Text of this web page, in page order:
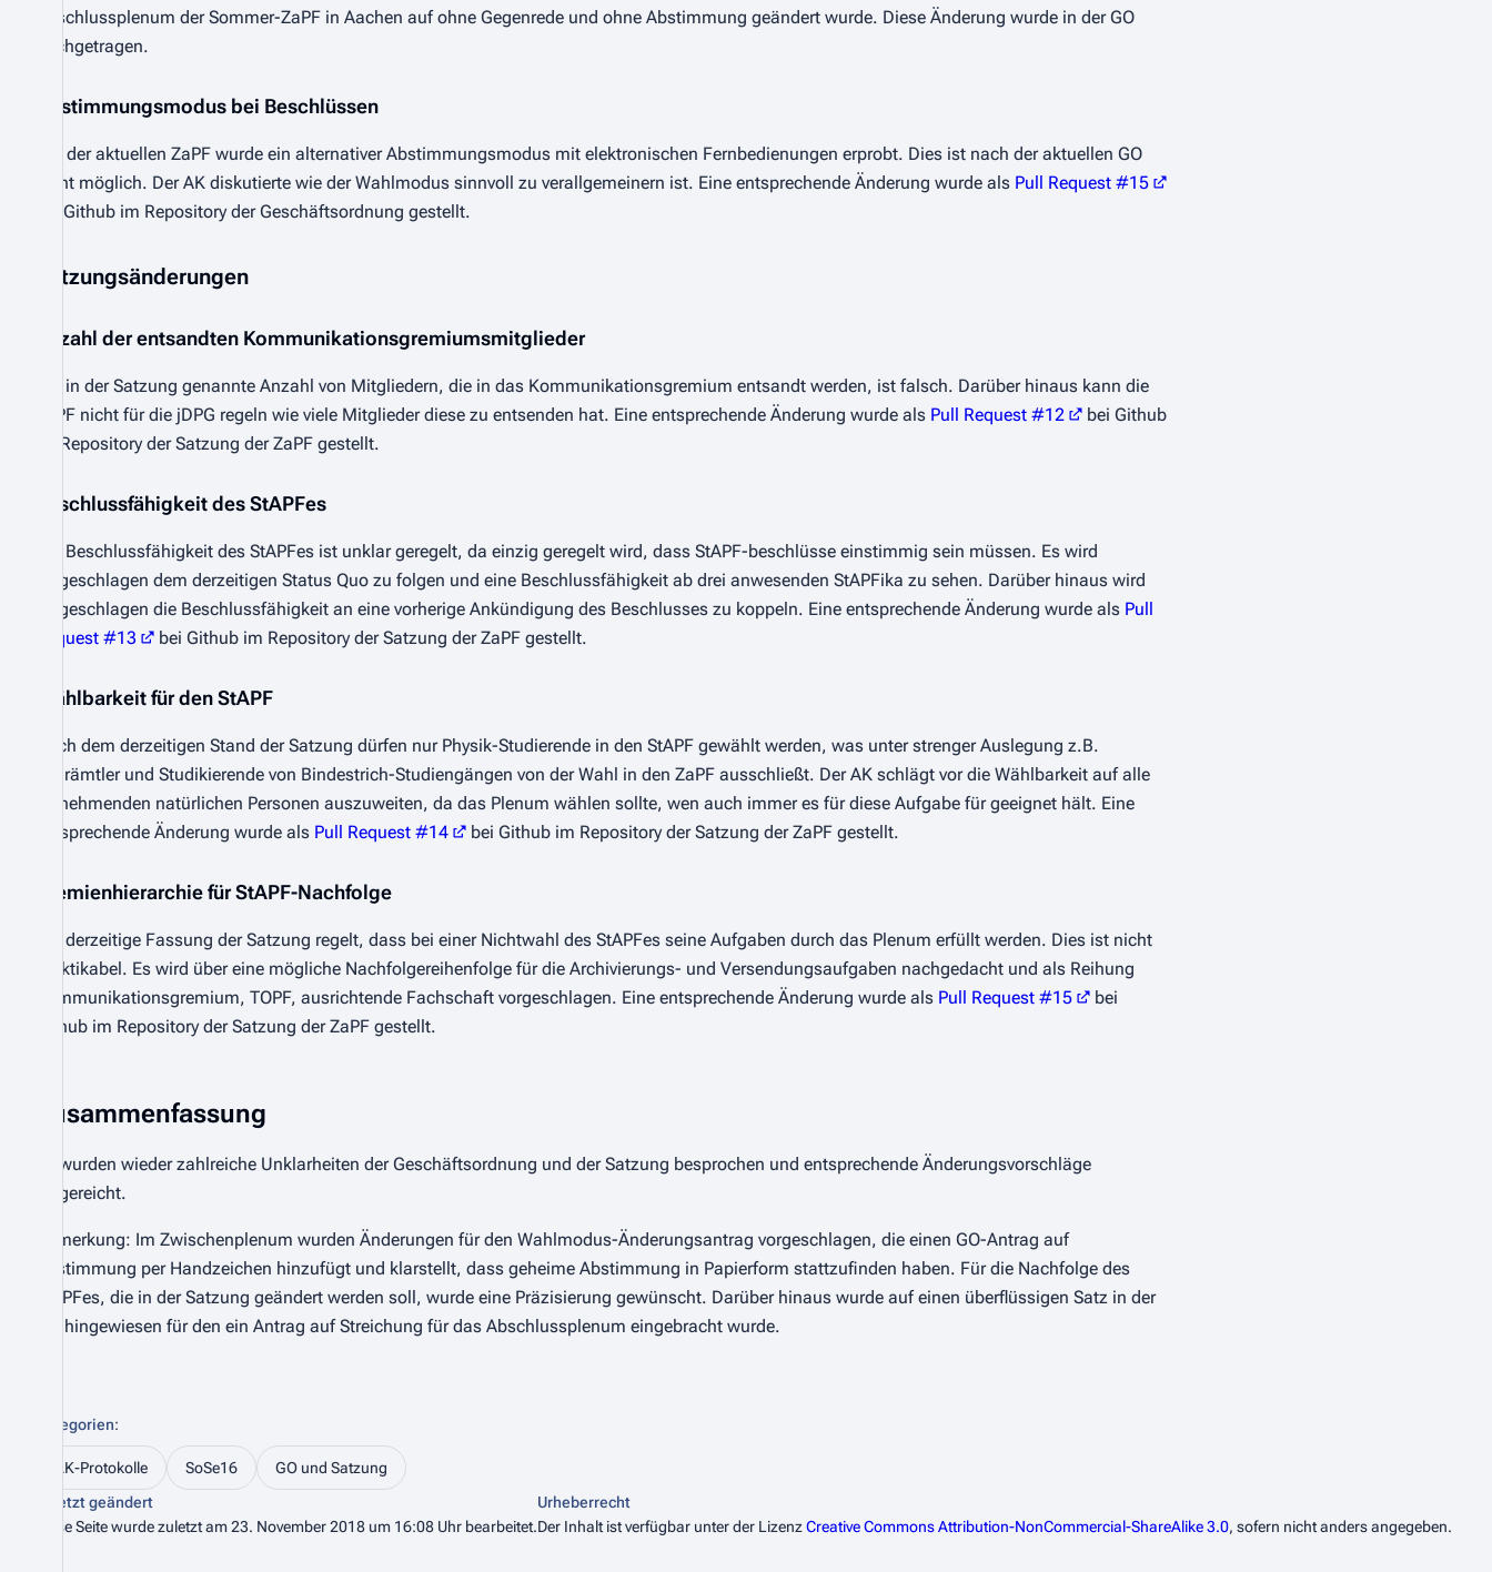
Abschlussplenum der Sommer-ZaPF in Aachen auf ohne Gegenrede und ohne Abstimmung geändert wurde. Diese Änderung wurde in der GO
nachgetragen.
Abstimmungsmodus bei Beschlüssen
Auf der aktuellen ZaPF wurde ein alternativer Abstimmungsmodus mit elektronischen Fernbedienungen erprobt. Dies ist nach der aktuellen GO
nicht möglich. Der AK diskutierte wie der Wahlmodus sinnvoll zu verallgemeinern ist. Eine entsprechende Änderung wurde als Pull Request #15
bei Github im Repository der Geschäftsordnung gestellt.
Satzungsänderungen
Anzahl der entsandten Kommunikationsgremiumsmitglieder
Die in der Satzung genannte Anzahl von Mitgliedern, die in das Kommunikationsgremium entsandt werden, ist falsch. Darüber hinaus kann die
ZaPF nicht für die jDPG regeln wie viele Mitglieder diese zu entsenden hat. Eine entsprechende Änderung wurde als Pull Request #12
bei Github
im Repository der Satzung der ZaPF gestellt.
Beschlussfähigkeit des StAPFes
Die Beschlussfähigkeit des StAPFes ist unklar geregelt, da einzig geregelt wird, dass StAPF-beschlüsse einstimmig sein müssen. Es wird
vorgeschlagen dem derzeitigen Status Quo zu folgen und eine Beschlussfähigkeit ab drei anwesenden StAPFika zu sehen. Darüber hinaus wird
vorgeschlagen die Beschlussfähigkeit an eine vorherige Ankündigung des Beschlusses zu koppeln. Eine entsprechende Änderung wurde als Pull
Request #13
bei Github im Repository der Satzung der ZaPF gestellt.
Wählbarkeit für den StAPF
Nach dem derzeitigen Stand der Satzung dürfen nur Physik-Studierende in den StAPF gewählt werden, was unter strenger Auslegung z.B.
Lehrämtler und Studikierende von Bindestrich-Studiengängen von der Wahl in den ZaPF ausschließt. Der AK schlägt vor die Wählbarkeit auf alle
teilnehmenden natürlichen Personen auszuweiten, da das Plenum wählen sollte, wen auch immer es für diese Aufgabe für geeignet hält. Eine
entsprechende Änderung wurde als Pull Request #14 bei Github im Repository der Satzung der ZaPF gestellt.
Gremienhierarchie für StAPF-Nachfolge
Die derzeitige Fassung der Satzung regelt, dass bei einer Nichtwahl des StAPFes seine Aufgaben durch das Plenum erfüllt werden. Dies ist nicht
praktikabel. Es wird über eine mögliche Nachfolgereihenfolge für die Archivierungs- und Versendungsaufgaben nachgedacht und als Reihung
Kommunikationsgremium, TOPF, ausrichtende Fachschaft vorgeschlagen. Eine entsprechende Änderung wurde als Pull Request #15
bei
Github im Repository der Satzung der ZaPF gestellt.
Zusammenfassung
Es wurden wieder zahlreiche Unklarheiten der Geschäftsordnung und der Satzung besprochen und entsprechende Änderungsvorschläge
eingereicht.
Anmerkung: Im Zwischenplenum wurden Änderungen für den Wahlmodus-Änderungsantrag vorgeschlagen, die einen GO-Antrag auf
Abstimmung per Handzeichen hinzufügt und klarstellt, dass geheime Abstimmung in Papierform stattzufinden haben. Für die Nachfolge des
StAPFes, die in der Satzung geändert werden soll, wurde eine Präzisierung gewünscht. Darüber hinaus wurde auf einen überflüssigen Satz in der
GO hingewiesen für den ein Antrag auf Streichung für das Abschlussplenum eingebracht wurde.
Kategorien:
AK-Protokolle SoSe16
GO und Satzung
Zuletzt geändert
Diese Seite wurde zuletzt am 23. November 2018 um 16:08 Uhr bearbeitet.
Urheberrecht
Der Inhalt ist verfügbar unter der LizenzCreative Commons Attribution-NonCommercial-ShareAlike 3.0, sofern nicht anders angegeben.